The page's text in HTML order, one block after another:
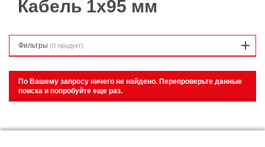
Кабель 1х95 мм
По Вашему запросу ничего не найдено. Перепроверьте данные
поиска и попробуйте еще раз.
Фильтры (0 продукт)